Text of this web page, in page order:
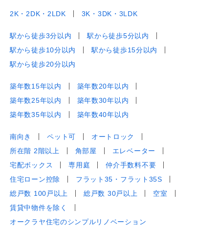
2K・2DK・2LDK 3K・3DK・3LDK
駅から徒歩3分以内
駅から徒歩5分以内
駅から徒歩10分以内
駅から徒歩15分以内
駅から徒歩20分以内
築年数15年以内
築年数20年以内
築年数25年以内
築年数30年以内
築年数35年以内
築年数40年以内
南向き ペット可
オートロック
所在階 2階以上
角部屋
エレベーター
宅配ボックス
専用庭
仲介手数料不要
住宅ローン控除
フラット35・フラット35S
総戸数 100戸以上
総戸数 30戸以上
空室
賃貸中物件を除く
オークラヤ住宅のシンプルリノベーション